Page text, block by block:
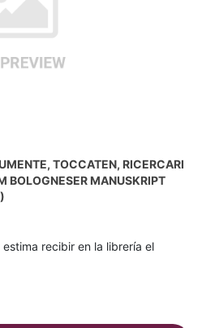
TOCCATEN, RICERCARI
BOLOGNESER MANUSKRIPT
recibir en la librería el